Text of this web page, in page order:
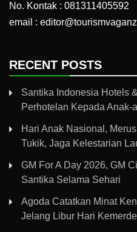
No. Kontak : 081311405592
email :
RECENT POSTS
Santika Indonesia Hotels
Perhotelan Kepada Anak-
Hari Anak Nasional,
Tukik, Jaga Kelestarian
GM For A Day 2026, GM
Santika Selama Sehari
Agoda Catatkan Minat
Jelang Libur Hari